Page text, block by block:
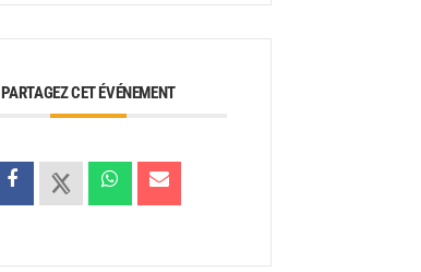
PARTAGEZ CET ÉVÉNEMENT